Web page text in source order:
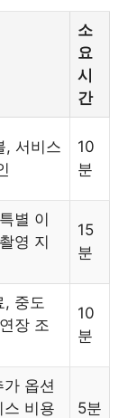
소
요
시
간
, 서비스
10
분
별 이
영 지
15
분
, 중도
장 조
10
분
옵션
비용
5분